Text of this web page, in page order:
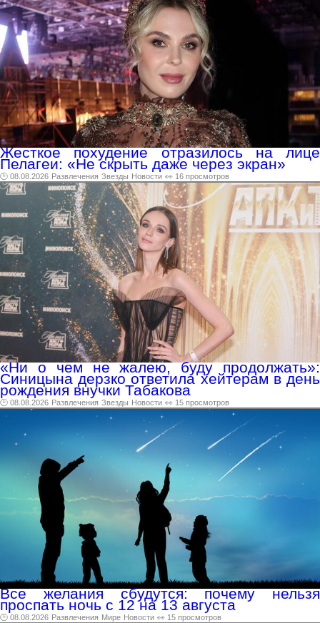
Жесткое похудение отразилось на лице
Пелагеи: «Не скрыть даже через экран»
🕑 08.08.2026 Развлечения Звезды Новости 👀 16 просмотров
«Ни о чем не жалею, буду продолжать»:
Синицына дерзко ответила хейтерам в день
рождения внучки Табакова
🕑 08.08.2026 Развлечения Звезды Новости 👀 15 просмотров
Все желания сбудутся: почему нельзя
проспать ночь с 12 на 13 августа
🕑 08.08.2026 Развлечения Мире Новости 👀 15 просмотров